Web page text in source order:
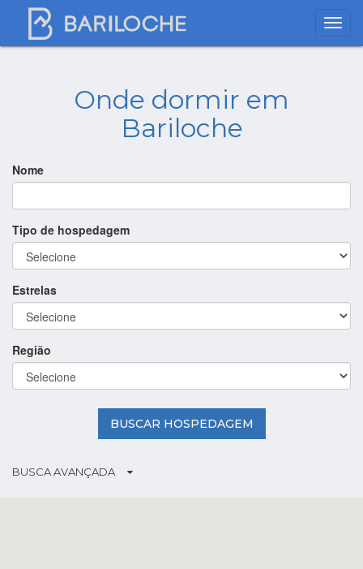
Onde dormir em
Bariloche
Nome
Tipo de hospedagem
Estrelas
Região
BUSCAR HOSPEDAGEM
BUSCA AVANÇADA